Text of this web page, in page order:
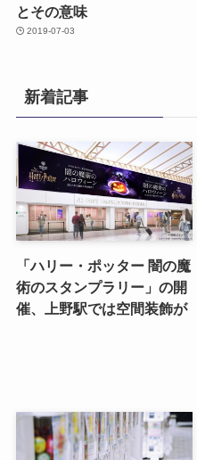
とその意味
2019-07-03
新着記事
「ハリー・ポッター 闇の魔
術のスタンプラリー」の開
催、上野駅では空間装飾が